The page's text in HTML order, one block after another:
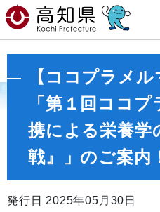
【ココプラメル
「第１回ココ
携による栄養学
戦』」のご案内
発行日 2025年05月30日